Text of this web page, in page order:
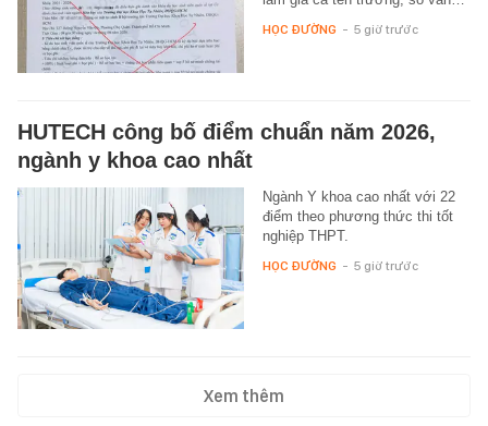
HỌC ĐƯỜNG - 5 giờ trước
HUTECH công bố điểm chuẩn năm 2026,
ngành y khoa cao nhất
Ngành Y khoa cao nhất với 22
điểm theo phương thức thi tốt
nghiệp THPT.
HỌC ĐƯỜNG - 5 giờ trước
Xem thêm